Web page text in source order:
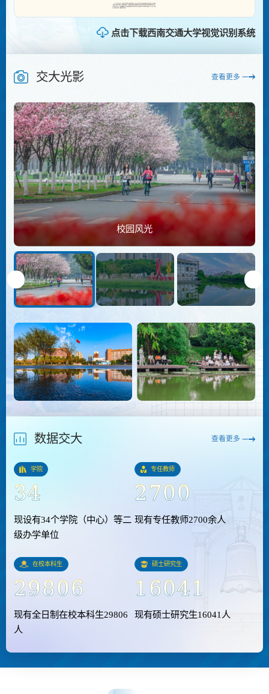
点击下载西南交通大学视觉识别系统
交大光影 查看更多
校园风光
校园风光
校园风光
校园风光
数据交大 查看更多
学院
34
现设有34个学院（中心）等二
级办学单位
专任教师
2700
现有专任教师2700余人
在校本科生
29806
现有全日制在校本科生29806
人
硕士研究生
16041
现有硕士研究生16041人